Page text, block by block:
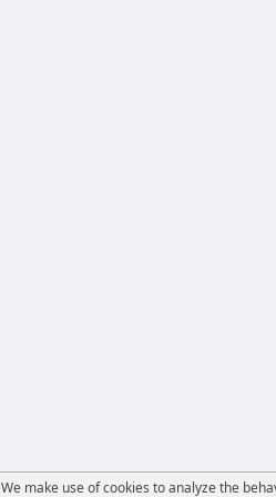
We make use of cookies to analyze the